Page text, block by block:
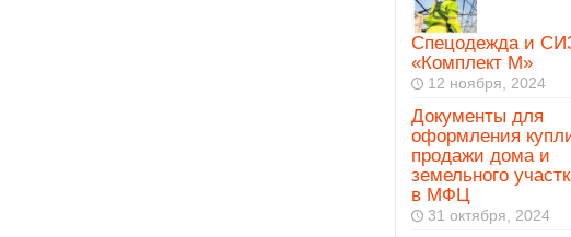
Спецодежда и
«Комплект М»
12 ноября, 2024
Документы для
оформления
продажи дома и
земельного
в МФЦ
31 октября, 2024